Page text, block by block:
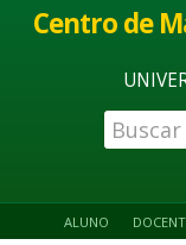
Centro de
ALUNO